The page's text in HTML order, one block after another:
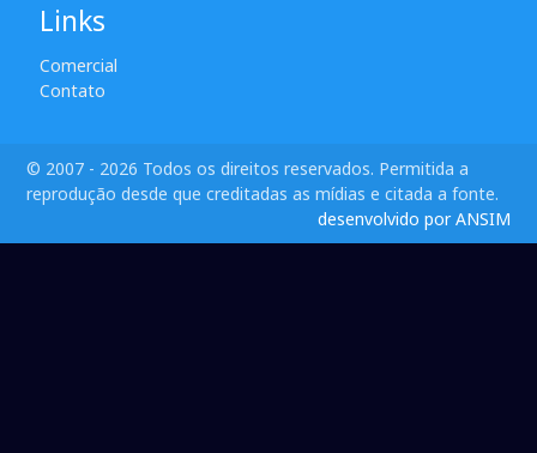
Links
Comercial
Contato
© 2007 - 2026 Todos os direitos reservados. Permitida a
reprodução desde que creditadas as mídias e citada a fonte.
desenvolvido por ANSIM